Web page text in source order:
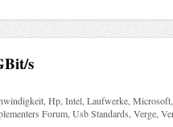
s
, Hp, Intel, Laufwerke, Microsoft,
Forum, Usb Standards Verge,